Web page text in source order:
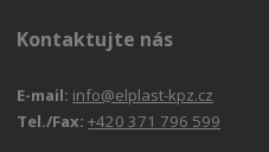
Kontaktujte nás
E-mail: info@elplast-kpz.cz
Tel./Fax:+420 371 796 599